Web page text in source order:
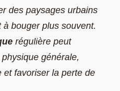
des paysages urbains
bouger plus souvent.
régulière peut
générale,
et favoriser la perte de